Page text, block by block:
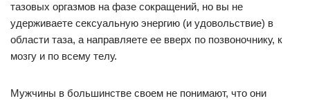
тазовых оргазмов на фазе сокращений, но вы не
удерживаете сексуальную энергию (и удовольствие) в
области таза, а направляете ее вверх по позвоночнику, к
мозгу и по всему телу.
Мужчины в большинстве своем не понимают, что они